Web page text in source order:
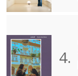
4.